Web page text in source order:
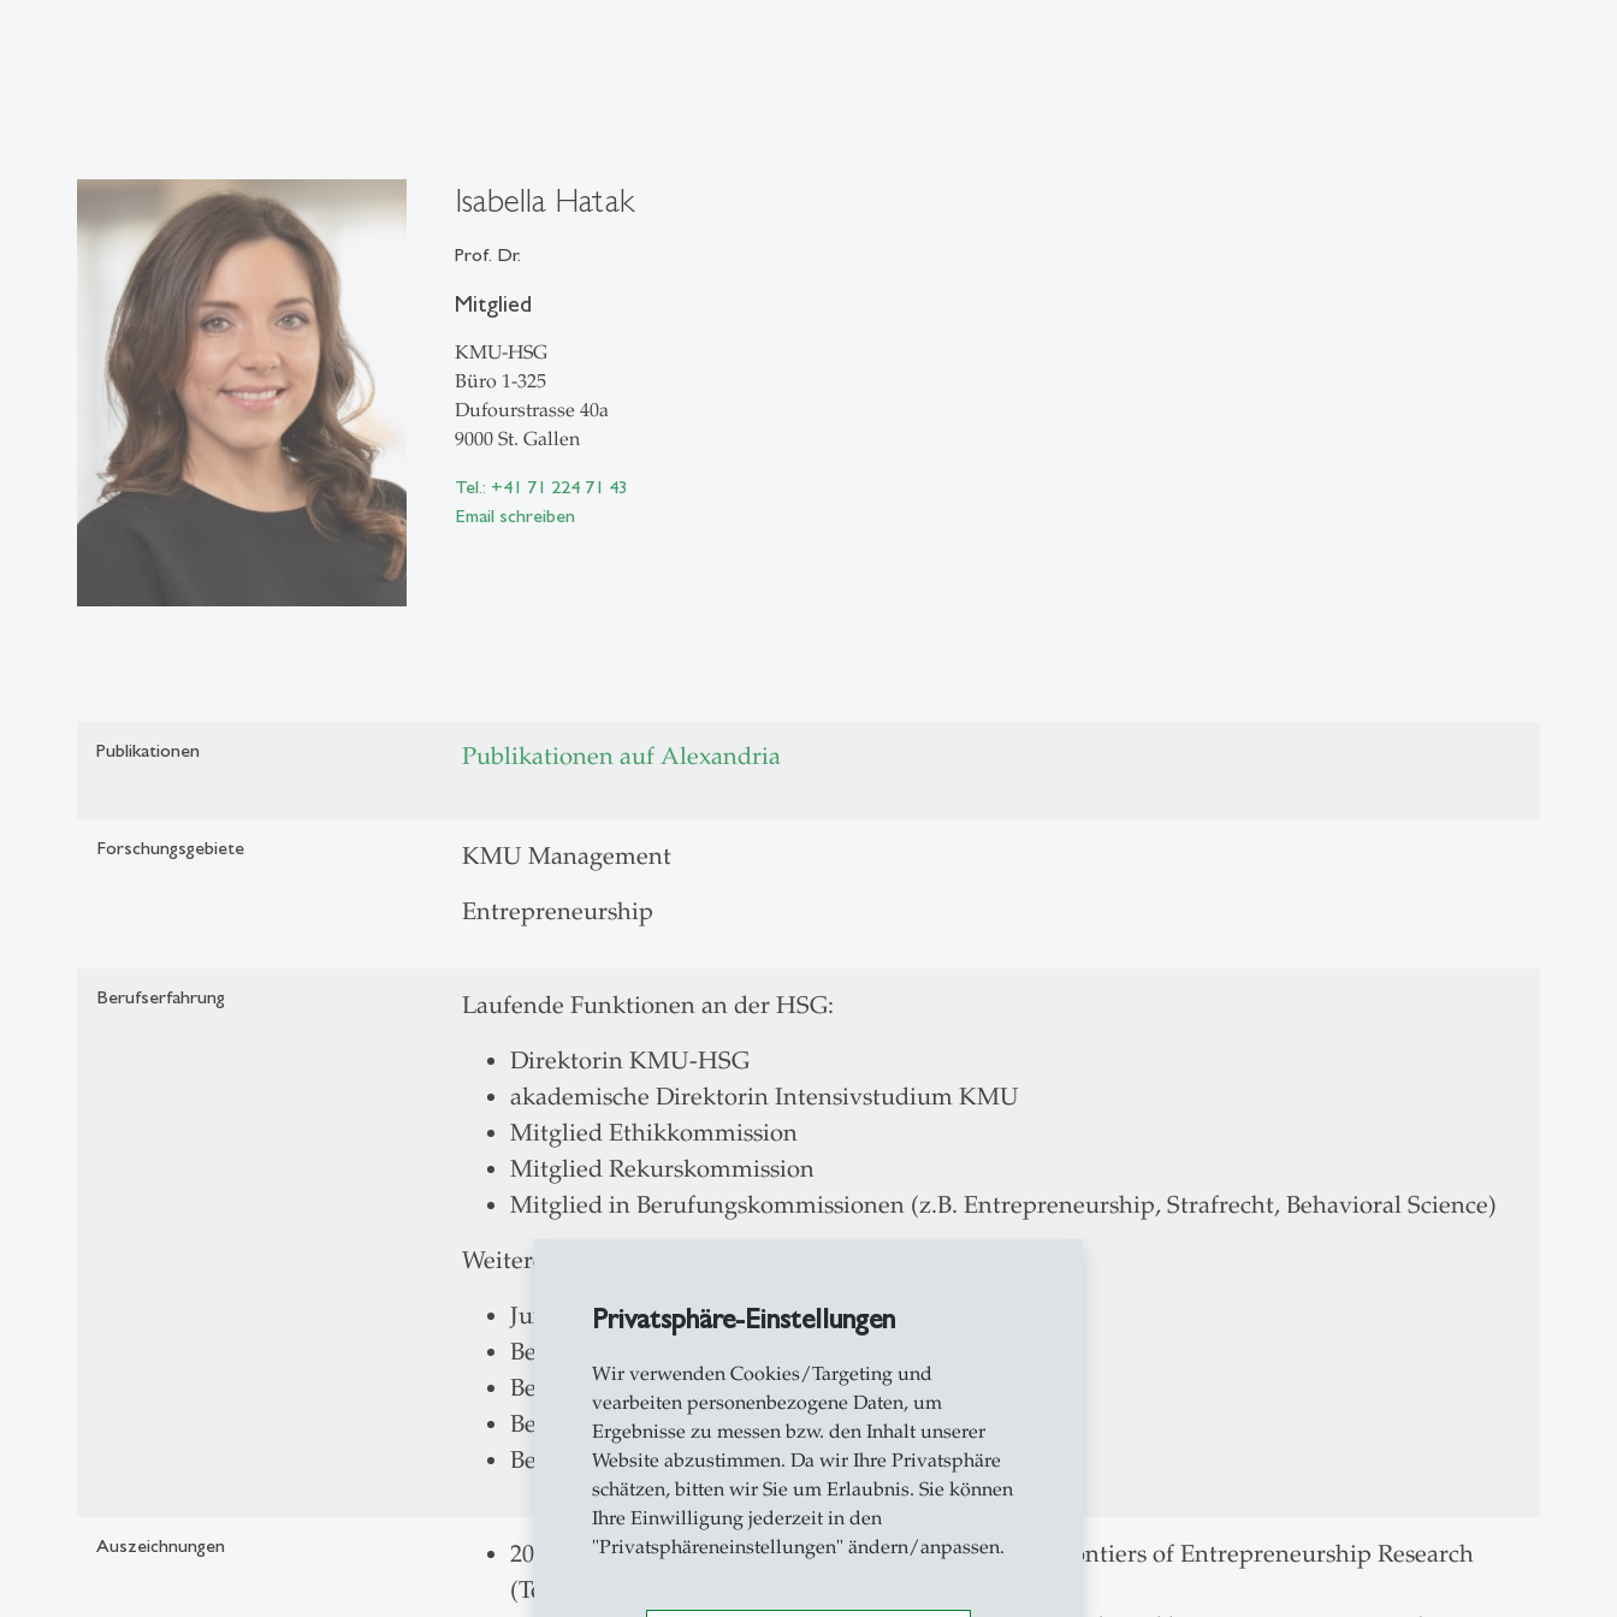
Privatsphäre-Einstellungen
Wir verwenden Cookies/Targeting und
vearbeiten personenbezogene Daten, um
Ergebnisse zu messen bzw. den Inhalt unserer
Website abzustimmen. Da wir Ihre Privatsphäre
schätzen, bitten wir Sie um Erlaubnis. Sie können
Ihre Einwilligung jederzeit in den
"Privatsphäreneinstellungen" ändern/anpassen.
Isabella Hatak
Prof. Dr.
Mitglied
KMU-HSG
Büro 1-325
Dufourstrasse 40a
9000 St. Gallen
Tel.: +41 71 224 71 43
Email schreiben
Publikationen Publikationen auf Alexandria
Forschungsgebiete
KMU Management
Entrepreneurship
Berufserfahrung
Laufende Funktionen an der HSG:
Direktorin KMU-HSG
akademische Direktorin Intensivstudium KMU
Mitglied Ethikkommission
Mitglied Rekurskommission
Mitglied in Berufungskommissionen (z.B. Entrepreneurship, Strafrecht, Behavioral Science)
Weitere Funktionen:
Jurymitglied Prix SVC Ostschweiz
Beiratsmitglied Forum BGM Ostschweiz
Beiratsmitglied KMU Forschung Austria
Beiratsmitglied Zukunftsakademie OOE (bis 2021)
Beiratsmitglied WBZ (bis 2020)
Auszeichnungen
2023 Best Paper accepted by BCERC, Selection for Frontiers of Entrepreneurship Research
(Top 40 Paper, out of more than 577 submissions)